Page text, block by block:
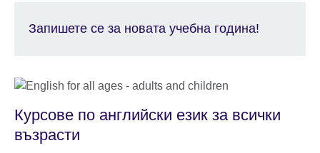
Запишете се за новата учебна година!
Курсове по английски език за всички
възрасти